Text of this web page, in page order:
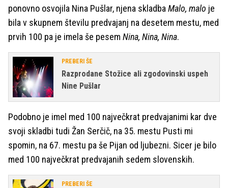
ponovno osvojila Nina Pušlar, njena skladba Malo, malo je
bila v skupnem številu predvajanj na desetem mestu, med
prvih 100 pa je imela še pesem Nina, Nina, Nina.
PREBERI ŠE
Razprodane Stožice ali zgodovinski uspeh
Nine Pušlar
Podobno je imel med 100 največkrat predvajanimi kar dve
svoji skladbi tudi Žan Serčič, na 35. mestu Pusti mi
spomin, na 67. mestu pa še Pijan od ljubezni. Sicer je bilo
med 100 največkrat predvajanih sedem slovenskih.
PREBERI ŠE